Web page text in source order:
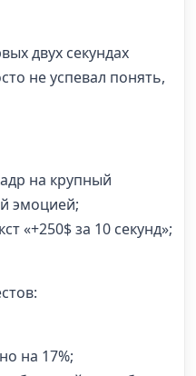
двух секундах
не успевал понять,
на крупный
эмоцией;
«+250$ за 10 секунд»;
на 17%;